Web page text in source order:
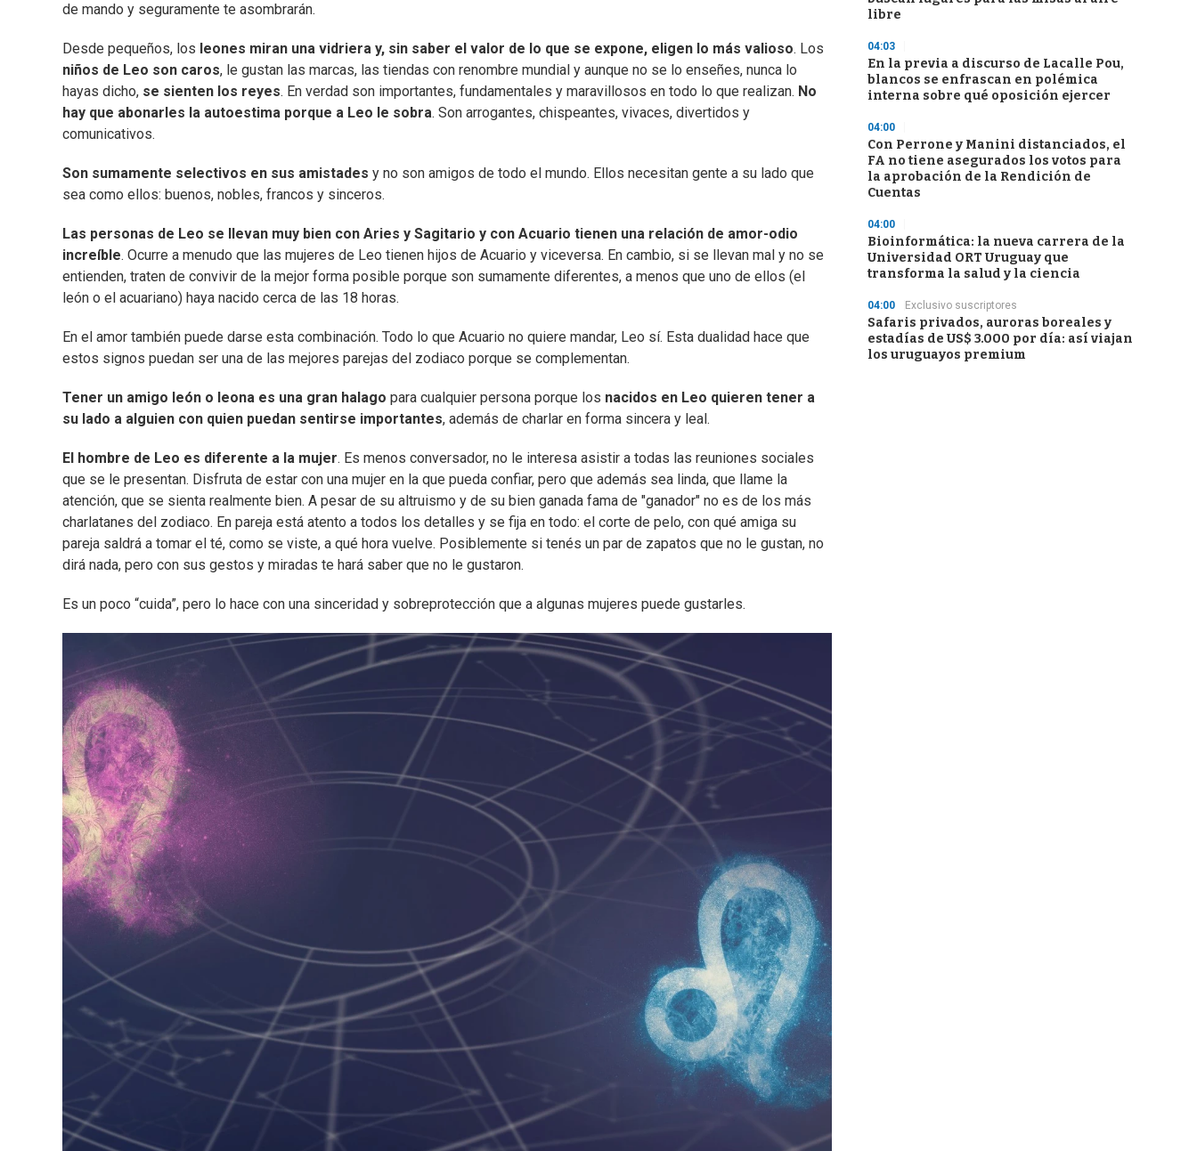
de mando y seguramente te asombrarán.
Desde pequeños, los leones miran una vidriera y, sin saber el valor de lo que se expone, eligen lo más valioso. Los
niños de Leo son caros, le gustan las marcas, las tiendas con renombre mundial y aunque no se lo enseñes, nunca lo
hayas dicho, se sienten los reyes. En verdad son importantes, fundamentales y maravillosos en todo lo que realizan. No
hay que abonarles la autoestima porque a Leo le sobra. Son arrogantes, chispeantes, vivaces, divertidos y
comunicativos.
Son sumamente selectivos en sus amistades y no son amigos de todo el mundo. Ellos necesitan gente a su lado que
sea como ellos: buenos, nobles, francos y sinceros.
Las personas de Leo se llevan muy bien con Aries y Sagitario y con Acuario tienen una relación de amor-odio
increíble. Ocurre a menudo que las mujeres de Leo tienen hijos de Acuario y viceversa. En cambio, si se llevan mal y no se
entienden, traten de convivir de la mejor forma posible porque son sumamente diferentes, a menos que uno de ellos (el
león o el acuariano) haya nacido cerca de las 18 horas.
En el amor también puede darse esta combinación. Todo lo que Acuario no quiere mandar, Leo sí. Esta dualidad hace que
estos signos puedan ser una de las mejores parejas del zodiaco porque se complementan.
Tener un amigo león o leona es una gran halago para cualquier persona porque los nacidos en Leo quieren tener a
su lado a alguien con quien puedan sentirse importantes, además de charlar en forma sincera y leal.
El hombre de Leo es diferente a la mujer. Es menos conversador, no le interesa asistir a todas las reuniones sociales
que se le presentan. Disfruta de estar con una mujer en la que pueda confiar, pero que además sea linda, que llame la
atención, que se sienta realmente bien. A pesar de su altruismo y de su bien ganada fama de "ganador" no es de los más
charlatanes del zodiaco. En pareja está atento a todos los detalles y se fija en todo: el corte de pelo, con qué amiga su
pareja saldrá a tomar el té, como se viste, a qué hora vuelve. Posiblemente si tenés un par de zapatos que no le gustan, no
dirá nada, pero con sus gestos y miradas te hará saber que no le gustaron.
Es un poco “cuida”, pero lo hace con una sinceridad y sobreprotección que a algunas mujeres puede gustarles.
libre
04:03
En la previa a discurso de Lacalle Pou,
blancos se enfrascan en polémica
interna sobre qué oposición ejercer
04:00
Con Perrone y Manini distanciados, el
FA no tiene asegurados los votos para
la aprobación de la Rendición de
Cuentas
04:00
Bioinformática: la nueva carrera de la
Universidad ORT Uruguay que
transforma la salud y la ciencia
04:00 Exclusivo suscriptores
Safaris privados, auroras boreales y
estadías de US$ 3.000 por día: así viajan
los uruguayos premium